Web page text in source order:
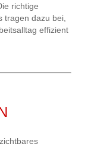
richtige
tragen dazu bei,
effizient